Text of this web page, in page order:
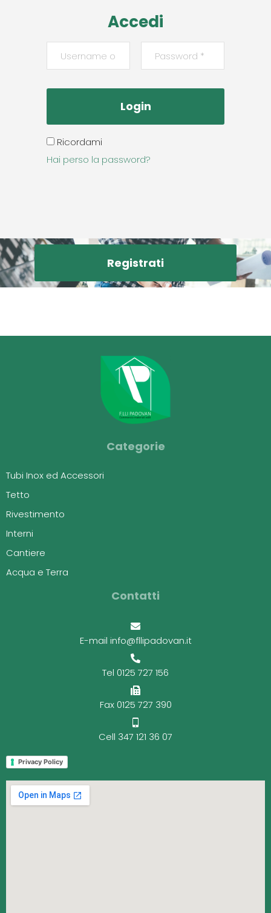
Accedi
Ricordami
Hai perso la password?
Registrati
Categorie
Tubi Inox ed Accessori
Tetto
Rivestimento
Interni
Cantiere
Acqua e Terra
Contatti
E-mail info@fllipadovan.it
Tel 0125 727 156
Fax 0125 727 390
Cell 347 121 36 07
Privacy Policy